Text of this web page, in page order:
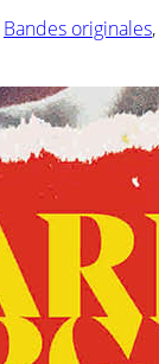
Bandes originales,